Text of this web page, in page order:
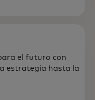
el futuro con
estrategia hasta la